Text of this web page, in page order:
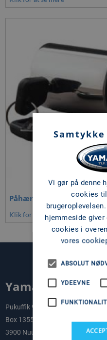
Påhængsmotor lås &
Klik for at se mere
Yama-Tek A/S
Pukuffik 9
Box 1355
3900 Nuuk
Vi gør på denne
cookies
hjemmeside
cookies i
vores
ABSOLUT
YDEEVNE